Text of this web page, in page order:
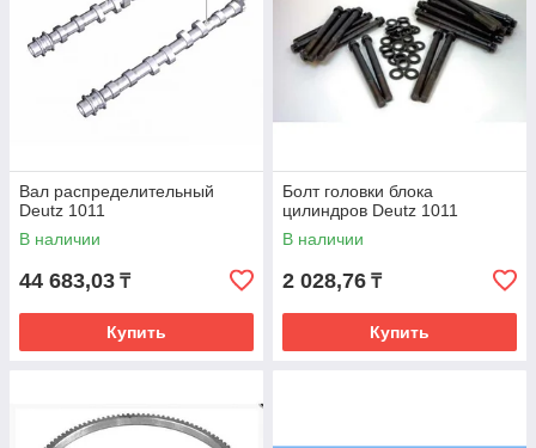
Вал распределительный
Deutz 1011
В наличии
44 683,03 ₸
Купить
Болт головки блока
цилиндров Deutz 1011
В наличии
2 028,76 ₸
Купить